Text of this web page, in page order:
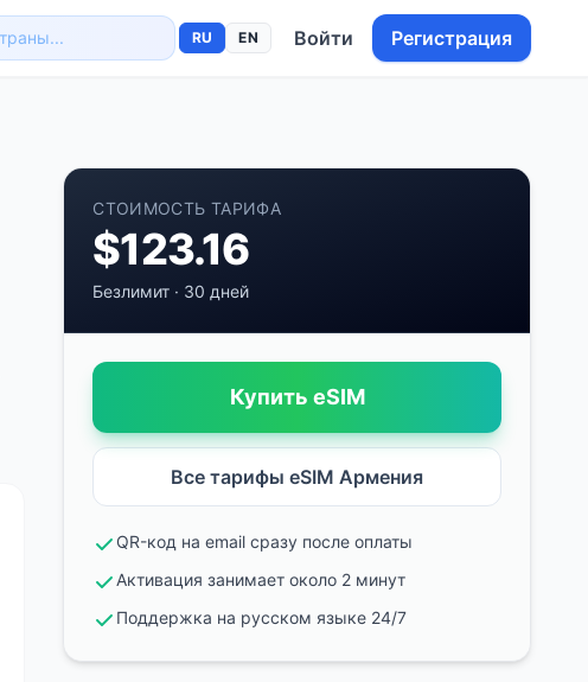
RU EN Войти Регистрация
СТОИМОСТЬ ТАРИФА
$123.16
Безлимит · 30 дней
Купить eSIM
Все тарифы eSIMАрмения
QR-код на email сразу после оплаты
Активация занимает около 2 минут
Поддержка на русском языке 24/7